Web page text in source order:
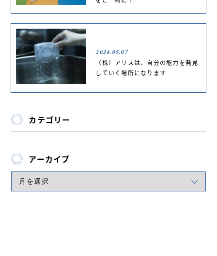
2024.05.07
（株）アリスは、自分の能力を発見
していく場所になります
カテゴリー
アーカイブ